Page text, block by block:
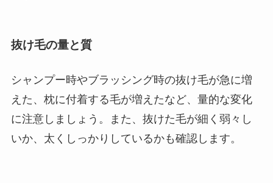
抜け毛の量と質
シャンプー時やブラッシング時の抜け毛が急に増
えた、枕に付着する毛が増えたなど、量的な変化
に注意しましょう。また、抜けた毛が細く弱々し
いか、太くしっかりしているかも確認します。